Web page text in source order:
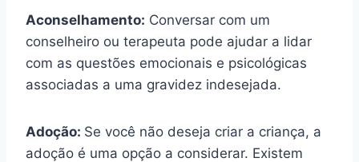
Aconselhamento: Conversar com um
conselheiro ou terapeuta pode ajudar a lidar
com as questões emocionais e psicológicas
associadas a uma gravidez indesejada.
Adoção: Se você não deseja criar a criança, a
adoção é uma opção a considerar. Existem